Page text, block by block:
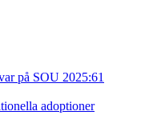
på SOU 2025:61
adoptioner